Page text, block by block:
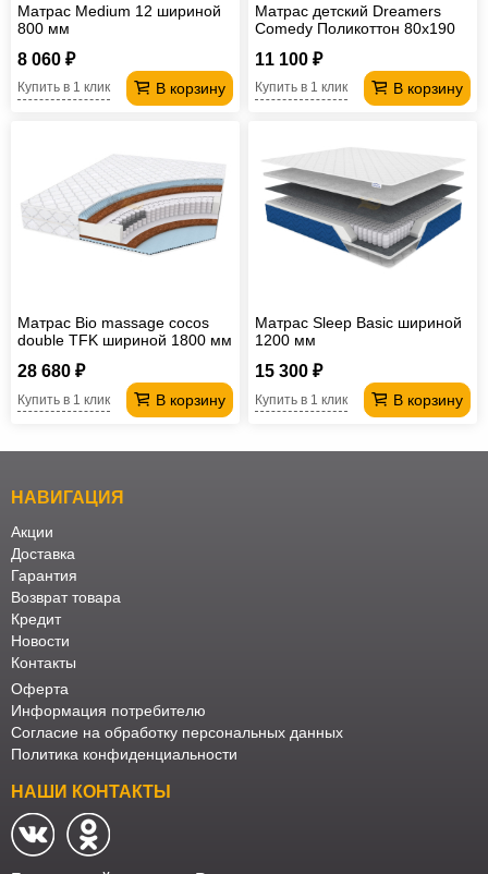
Матрас Medium 12 шириной
800 мм
8 060 ₽
В корзину
Купить в 1 клик
Матрас детский Dreamers
Comedy Поликоттон 80х190
11 100 ₽
В корзину
Купить в 1 клик
Матрас Bio massage cocos
double TFK шириной 1800 мм
28 680 ₽
В корзину
Купить в 1 клик
Матрас Sleep Basic шириной
1200 мм
15 300 ₽
В корзину
Купить в 1 клик
НАВИГАЦИЯ
Акции
Доставка
Гарантия
Возврат товара
Кредит
Новости
Контакты
Оферта
Информация потребителю
Согласие на обработку персональных данных
Политика конфиденциальности
НАШИ КОНТАКТЫ